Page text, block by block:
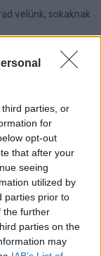
parties, or
for
opt-out
that after your
seeing
utilized by
parties prior to
the further
parties on the
may
velünk, sokaknak
Szólj hozzá!